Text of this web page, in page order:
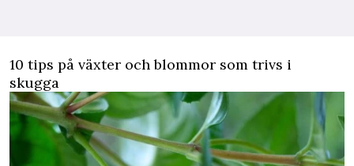
10 tips på växter och blommor som trivs i
skugga